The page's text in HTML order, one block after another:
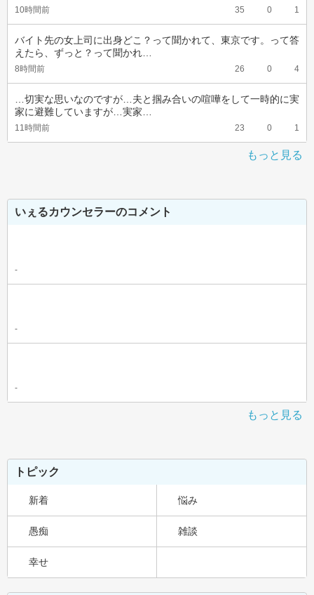
10時間前 35 0 1
バイト先の女上司に出身どこ？って聞かれて、東京です。って答
えたら、ずっと？って聞かれ…
8時間前 26 0 4
…切実な思いなのですが…夫と掴み合いの喧嘩をして一時的に実
家に避難していますが…実家…
11時間前 23 0 1
もっと見る
いぇるカウンセラーのコメント
-
-
-
もっと見る
トピック
新着 悩み
愚痴 雑談
幸せ